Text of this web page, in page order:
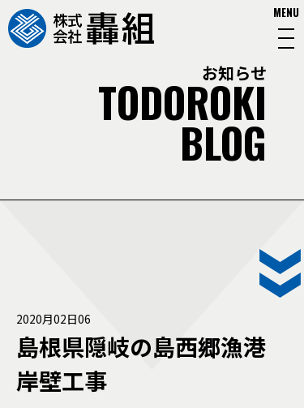
MENU
お知らせ
TODOROKI
BLOG
2020月02日06
島根県隠岐の島西郷漁港
岸壁工事